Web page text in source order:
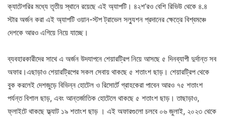
ক্যাটেগরির মধ্যে তৃতীয় স্থানে রয়েছে এই অ্যাপটি। ৪২শ’রও বেশি রিভিউ থেকে ৪.৪
স্টার অর্জন করা এই অ্যাপটি ওয়ান-স্টপ ট্রাভেল সল্যুশন প্রদানের ক্ষেত্রে বিশ্বমঞ্চে
দেশকে আরও এগিয়ে নিয়ে যাচ্ছে।
ব্যবহারকারীদের সাথে এ অর্জন উদযাপনে শেয়ারট্রিপ নিয়ে আসছে ৫ দিনব্যাপী দুর্দান্ত সব
অফার।এছাড়াও শেয়ারট্রিপের সকল সেবায় থাকছে ৫ শতাংশ ছাড়। শেয়ারট্রিপ থেকে
বুক করলেই দেশজুড়ে বিভিন্ন হোটেল ও রিসোর্টে গ্রাহকেরা পাবেন আরও ৭৫ শতাংশ
পর্যন্ত বিশাল ছাড়, এবং আন্তর্জাতিক হোটেলে থাকছে ৫ শতাংশ ছাড়। তাছাড়াও,
ফ্লাইটে থাকছে ফ্ল্যাট ১৯ শতাংশ ছাড় । এই অফারগুলো চলবে ০৬ জুলাই, ২০২৩ থেকে